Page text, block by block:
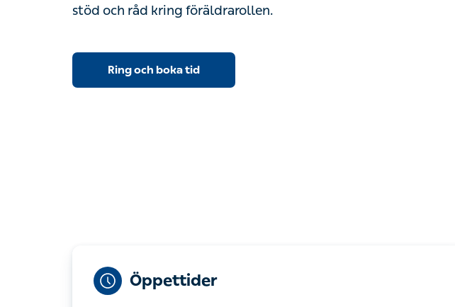
stöd och råd kring föräldrarollen.
Ring och boka tid
Öppettider